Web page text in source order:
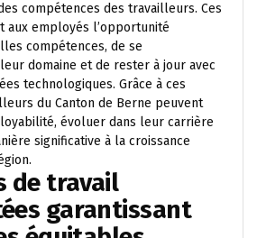
compétences des travailleurs. Ces
aux employés l’opportunité
compétences, de se
domaine et de rester à jour avec
technologiques. Grâce à ces
du Canton de Berne peuvent
évoluer dans leur carrière
significative à la croissance
de travail
garantissant